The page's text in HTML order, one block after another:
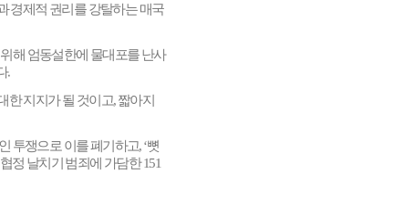
경제적 권리를 강탈하는 매국
해 엄동설한에 물대포를 난사
.
한 지지가 될 것이고,짧아지
투쟁으로 이를 폐기하고, ‘뼛
정 날치기 범죄에 가담한151